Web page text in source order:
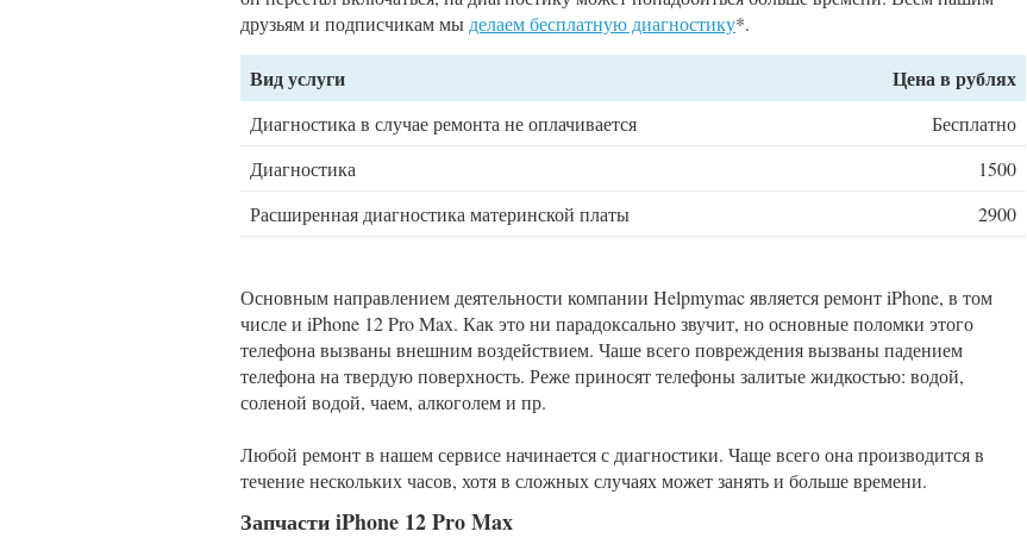
друзьям и подписчикам мы делаем бесплатную диагностику*.
Вид услуги Цена в рублях
Диагностика в случае ремонта не оплачивается
Бесплатно
Диагностика
1500
Расширенная диагностика материнской платы
2900
Основным направлением деятельности компании Helpmymac является ремонт iPhone, в том
числе и iPhone 12 Pro Max. Как это ни парадоксально звучит, но основные поломки этого
телефона вызваны внешним воздействием. Чаше всего повреждения вызваны падением
телефона на твердую поверхность. Реже приносят телефоны залитые жидкостью: водой,
соленой водой, чаем, алкоголем и пр.
Любой ремонт в нашем сервисе начинается с диагностики. Чаще всего она производится в
течение нескольких часов, хотя в сложных случаях может занять и больше времени.
Запчасти iPhone 12 Pro Max